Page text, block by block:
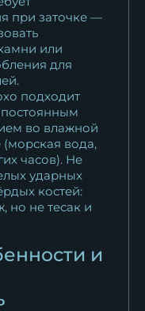
при заточке —
или
для
подходит
постоянным
во влажной
(морская вода,
часов). Не
ударных
костей:
но не тесак и
и